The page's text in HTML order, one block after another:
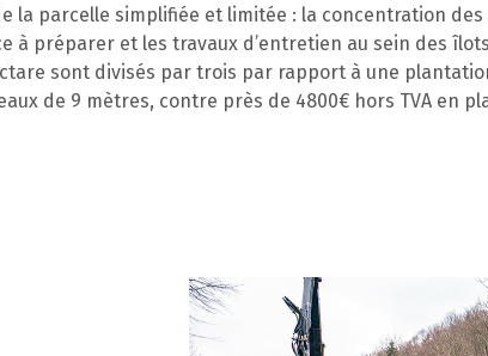
la parcelle simplifiée et limitée : la concentration
préparer et les travaux d’entretien au sein des
sont divisés par trois par rapport à une
de 9 mètres, contre près de 4800€ hors TVA en